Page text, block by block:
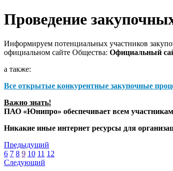
Проведение
Информируем потенциальных участников
официальном сайте Общества: Официальный
а также:
Все открытые конкурентные закупочные
Важно знать!
ПАО «Юнипро» обеспечивает всем
Никакие иные интернет ресурсы для
Предыдущий
6 7 8 9 10 11 12
Следующий